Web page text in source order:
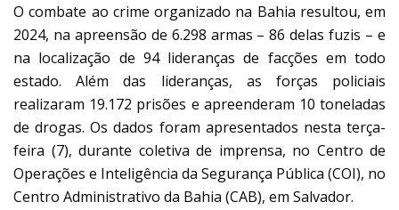
O combate ao crime organizado na Bahia resultou, em
2024, na apreensão de 6.298 armas – 86 delas fuzis – e
na localização de 94 lideranças de facções em todo
estado. Além das lideranças, as forças policiais
realizaram 19.172 prisões e apreenderam 10 toneladas
de drogas. Os dados foram apresentados nesta terça-
feira (7), durante coletiva de imprensa, no Centro de
Operações e Inteligência da Segurança Pública (COI), no
Centro Administrativo da Bahia (CAB), em Salvador.